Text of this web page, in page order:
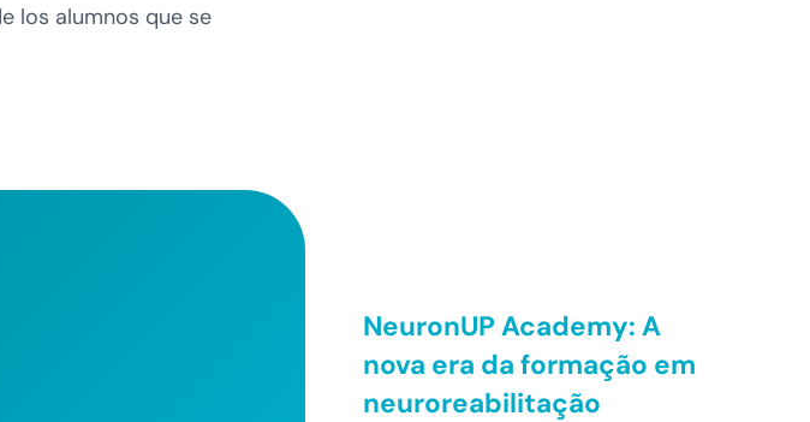
los alumnos que se
NeuronUP Academy: A
nova era da formação em
neuroreabilitação